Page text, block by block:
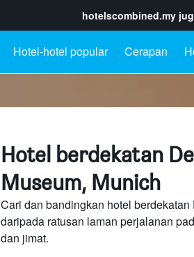
hotelscombined.my
Hotel-hotel popular Cerapan
Hotel berdekatan
Museum, Munich
Cari dan bandingkan hotel
daripada ratusan laman perjalanan
dan jimat.